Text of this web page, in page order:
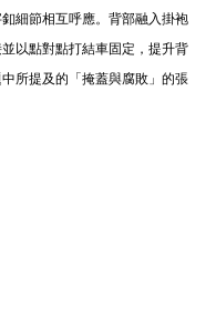
細節相互呼應。背部融入掛袍
以點對點打結車固定，提升背
所提及的「掩蓋與腐敗」的張